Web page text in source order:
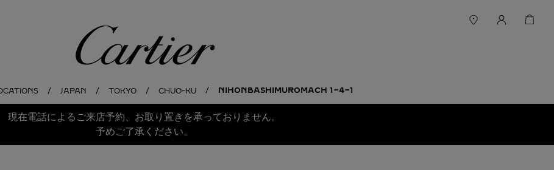
Cartier
JAPAN TOKYO CHUO-KU NIHONBASHIMUROMACH 1-4-1
現在電話によるご来店予約、お取り置きを承っておりません。
予めご了承ください。